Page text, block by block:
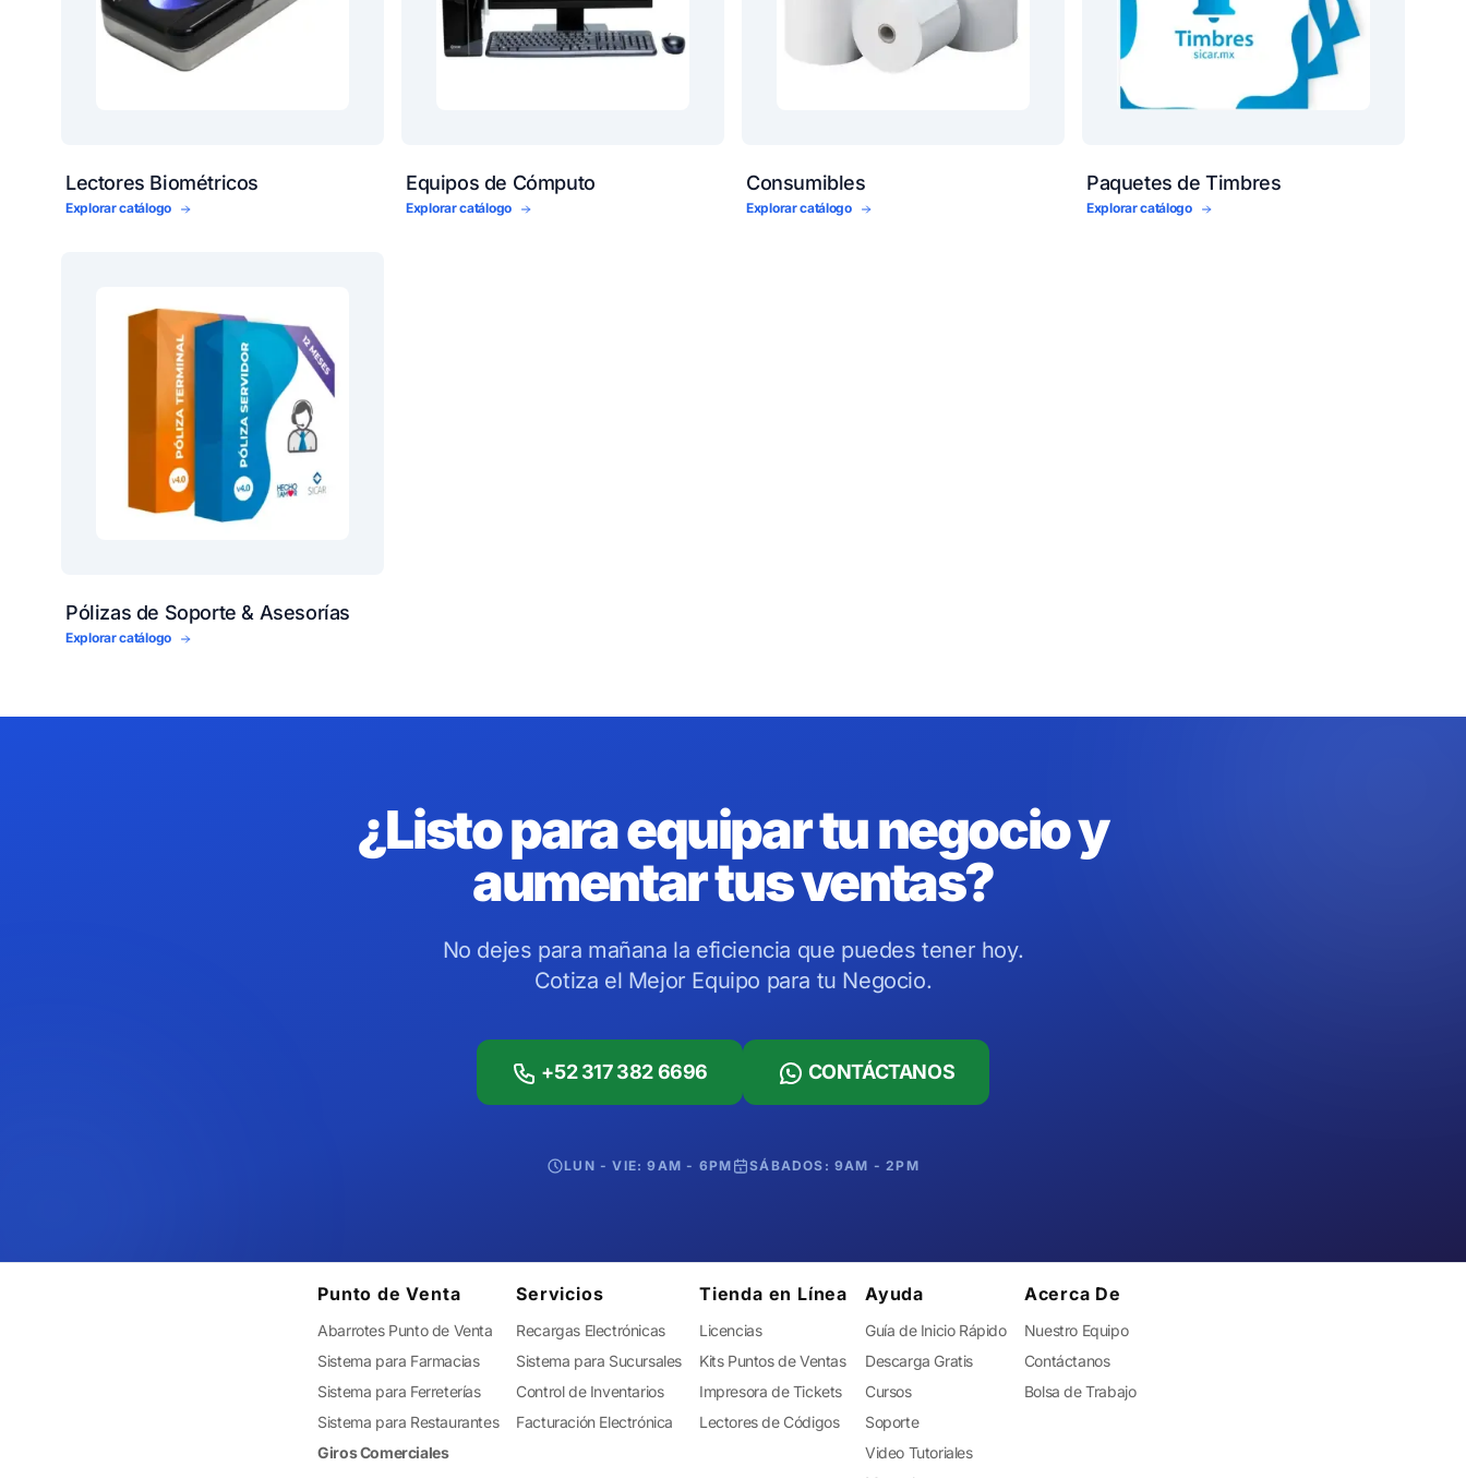
Lectores Biométricos
Explorar catálogo
Equipos de Cómputo
Explorar catálogo
Consumibles
Explorar catálogo
Paquetes de Timbres
Explorar catálogo
Pólizas de Soporte & Asesorías
Explorar catálogo
¿Listo para equipar tu negocio y
aumentar tus ventas?
No dejes para mañana la eficiencia que puedes tener hoy.
Cotiza el Mejor Equipo para tu Negocio.
+52 317 382 6696 CONTÁCTANOS
LUN - VIE: 9AM - 6PM SÁBADOS: 9AM - 2PM
Punto de Venta
Abarrotes Punto de Venta
Sistema para Farmacias
Sistema para Ferreterías
Sistema para Restaurantes
Giros Comerciales
Servicios
Recargas Electrónicas
Sistema para Sucursales
Control de Inventarios
Facturación Electrónica
Tienda en Línea
Licencias
Kits Puntos de Ventas
Impresora de Tickets
Lectores de Códigos
Ayuda
Guía de Inicio Rápido
Descarga Gratis
Cursos
Soporte
Video Tutoriales
Acerca De
Nuestro Equipo
Contáctanos
Bolsa de Trabajo